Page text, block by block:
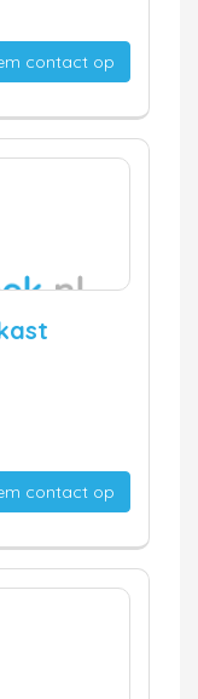
contact op
contact op